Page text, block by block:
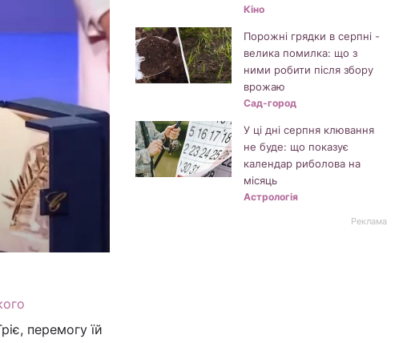
перемогу їй
Кіно
Порожні грядки в серпні -
велика помилка: що з
ними робити після збору
врожаю
Сад-город
У ці дні серпня клювання
не буде: що показує
календар риболова на
місяць
Астрологія
Реклама